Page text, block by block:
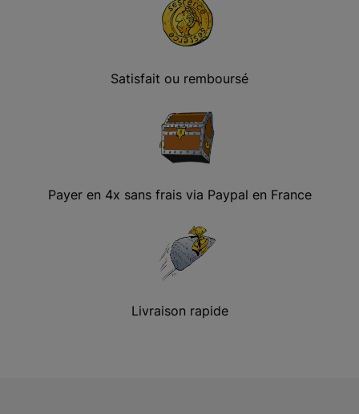
Satisfait ou remboursé
Payer en 4x sans frais via Paypal en France
Livraison rapide